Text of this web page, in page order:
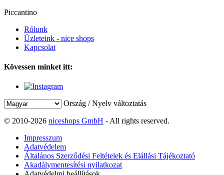
Piccantino
Rólunk
Üzleteink - nice shops
Kapcsolat
Kövessen minket itt:
Ország / Nyelv változtatás
© 2010-2026 niceshops GmbH - All rights reserved.
Impresszum
Adatvédelem
Általános Szerződési Feltételek és Elállási Tájékoztató
Akadálymentesítési nyilatkozat